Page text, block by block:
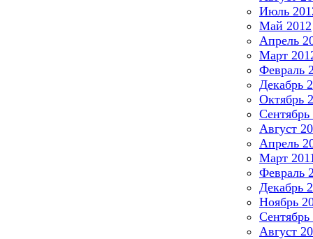
Июль
Май 2012
Апрель
Март
Февраль
Декабрь
Октябрь
Сентябрь
Август
Апрель
Март
Февраль
Декабрь
Ноябрь
Сентябрь
Август